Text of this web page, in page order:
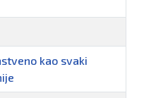
kao svaki